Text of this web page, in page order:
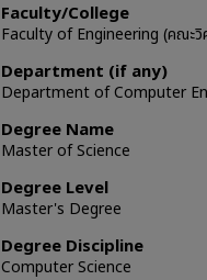
Faculty/College
Faculty of Engineering (คณะวิ
Department (if any)
Department of Computer
Degree Name
Master of Science
Degree Level
Master's Degree
Degree Discipline
Computer Science